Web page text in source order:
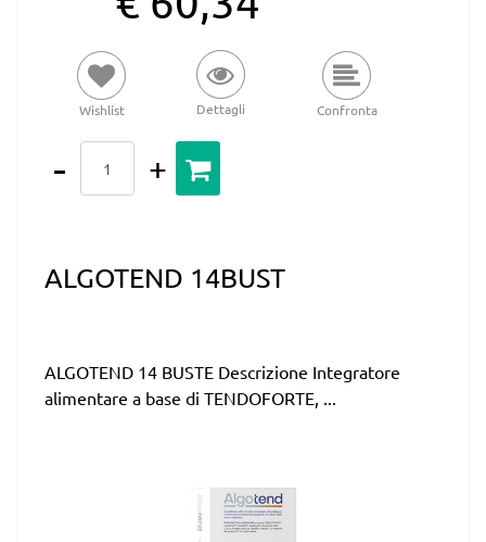
Wishlist Dettagli Confronta
ALGOTEND 14BUST
ALGOTEND 14 BUSTE Descrizione Integratore
alimentare a base di TENDOFORTE, ...